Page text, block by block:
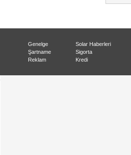
Genelge
Şartname
Reklam
Solar Haberleri
Sigorta
Kredi